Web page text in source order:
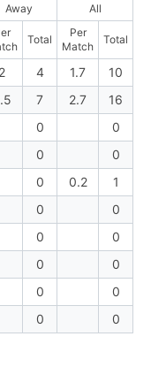
Away
All
Total
Per
Match
Total
2 4 1.7
10
7 2.7
16
0
0
0
0
0 0.2
1
0
0
0
0
0
0
0
0
0 0